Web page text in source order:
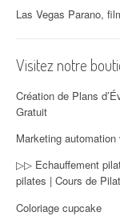
Las Vegas Parano,
Visitez notre
Création de Plans
Gratuit
Marketing
▷▷ Echauffement
pilates | Cours de
Coloriage cupcake